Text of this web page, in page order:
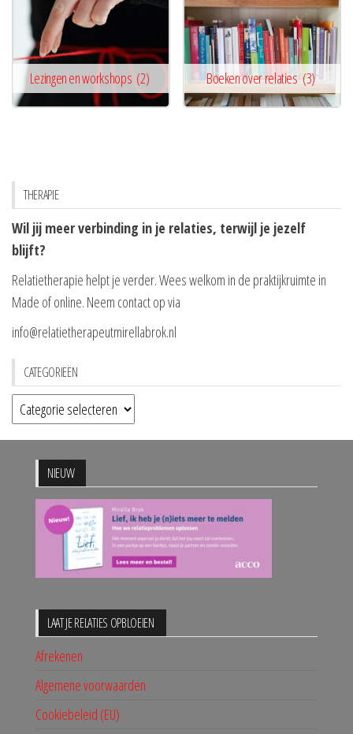
Lezingen en workshops (2) Boeken over relaties(3)
THERAPIE
Wil jij meer verbinding in je relaties, terwijl je jezelf
blijft?
Relatietherapie helpt je verder. Wees welkom in de praktijkruimte in
Made of online. Neem contact op via
info@relatietherapeutmirellabrok.nl
CATEGORIEËN
Categorieën
NIEUW
LAAT JE RELATIES OPBLOEIEN
Afrekenen
Algemene voorwaarden
Cookiebeleid (EU)